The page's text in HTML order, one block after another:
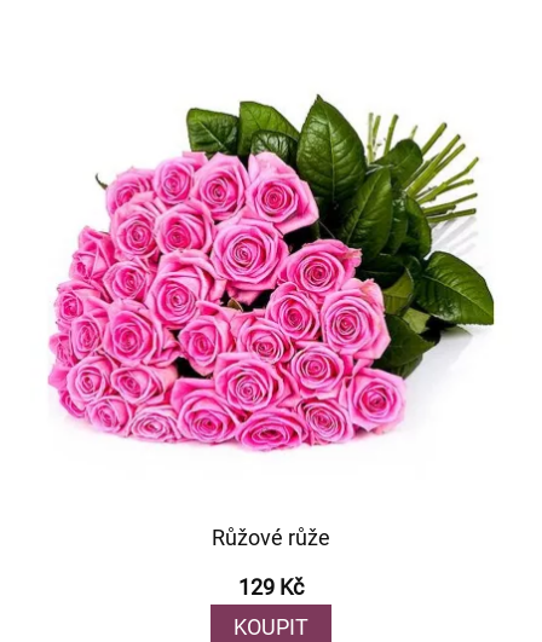
Růžové růže
129 Kč
KOUPIT